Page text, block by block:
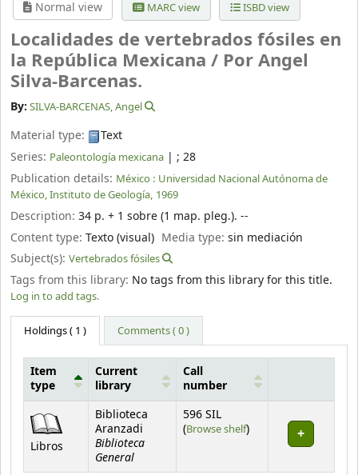
Normal view MARC view ISBD view
Localidades de vertebrados fósiles en
la República Mexicana / Por Angel
Silva-Barcenas.
By: SILVA-BARCENAS, Angel
Material type:
Text
Series: Paleontología mexicana | ; 28
Publication details: México : Universidad Nacional Autónoma de
México, Instituto de Geología, 1969
Description: 34 p. + 1 sobre (1 map. pleg.). --
Content type: Texto (visual) Media type:sin mediación
Subject(s): Vertebrados fósiles
Tags from this library: No tags from this library for this title.
Log in to add tags.
Holdings( 1 ) Comments ( 0 )
Holdings
Item
type
Current
library
Call
number
Libros
Biblioteca
Aranzadi
Biblioteca
General
596 SIL
(Browse shelf(Opens below)
)